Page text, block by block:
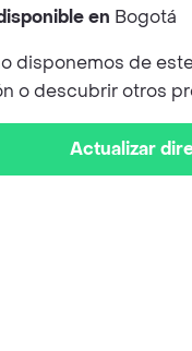
en Bogotá
disponemos de
o descubrir otros
Actualizar